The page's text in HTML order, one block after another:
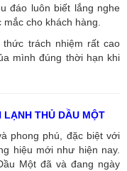
đáo luôn biết lắng nghe
cho khách hàng.
trách nhiệm rất cao
mình đúng thời hạn khi
THỦ DẦU MỘT
phong phú, đặc biệt với
hiệu mới như hiện nay.
Một đã và đang ngày